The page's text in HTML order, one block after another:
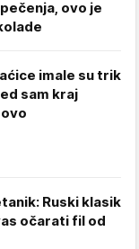
ovo je
imale su trik
sam kraj
Ruski klasik
očarati fil od